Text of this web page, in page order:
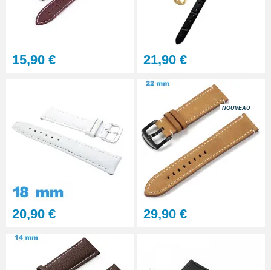
manipulation bracelet montre
Outil pointeau de pose suisse
professionnel BERGEON
28,90 €
Pointeau de Pose Tête
Interchangeable
Kit Réparation Montre
15,90 € 21,90 €
20,90 €
NOUVEAU
29,90 €